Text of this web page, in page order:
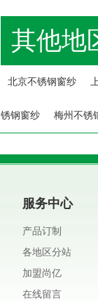
其他地
北京不锈钢窗纱
锈钢窗纱 梅州不锈
服务中心
产品订制
各地区分站
加盟尚亿
在线留言